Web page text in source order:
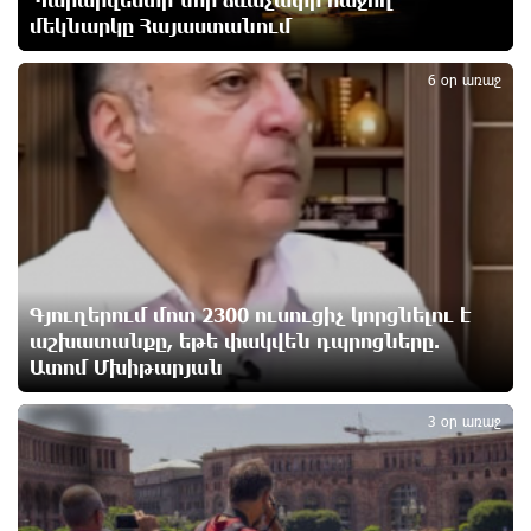
«Ուժեղ Հայաստան»-ը լքեց ԱԺ դահլիճը՝
Վեհափառի դատավարությանը մասնակցելու
համար
39 րոպե առաջ
Տիկի՜ն Ղազարյան, ցույց տվե՜ք այն էջը, որտեղ
գրված է Ուժեղ Հայաստանի անունը, չեք կարող,
որովհետև նման էջ այդ զեկույցում գոյություն
չունի. Ղահրամանյանը՝ Ղազարյանի հայտարարության
28 րոպե առաջ
Եթե հարց գոյություն չունի, ինչո՞ւ մի դեպքում
մերժում են, իսկ մյուս դեպքում՝ համաձայնում․
36 րոպե առաջ
Այսօր ամոթի օր է, այսօր Էջմիածնում դատում են
մեկնարկը Հայաստանում
Գյուղերում մոտ 2300 ուսուցիչ կորցնելու է
աշխատանքը, եթե փակվեն դպրոցները.
Ատոմ Մխիթարյան
6 օր առաջ
2
3 օր առաջ
3